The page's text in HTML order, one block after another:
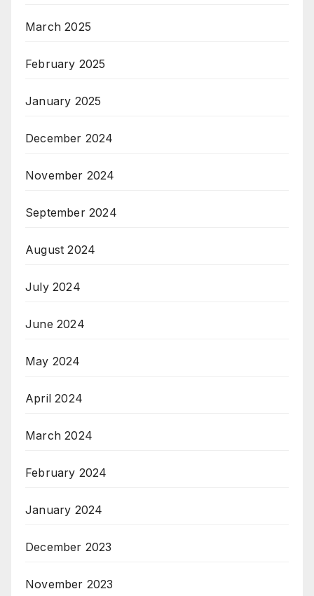
March 2025
February 2025
January 2025
December 2024
November 2024
September 2024
August 2024
July 2024
June 2024
May 2024
April 2024
March 2024
February 2024
January 2024
December 2023
November 2023